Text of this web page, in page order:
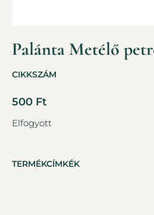
Palánta Metélő
CIKKSZÁM
500 Ft
Elfogyott
TERMÉKCÍMKÉK